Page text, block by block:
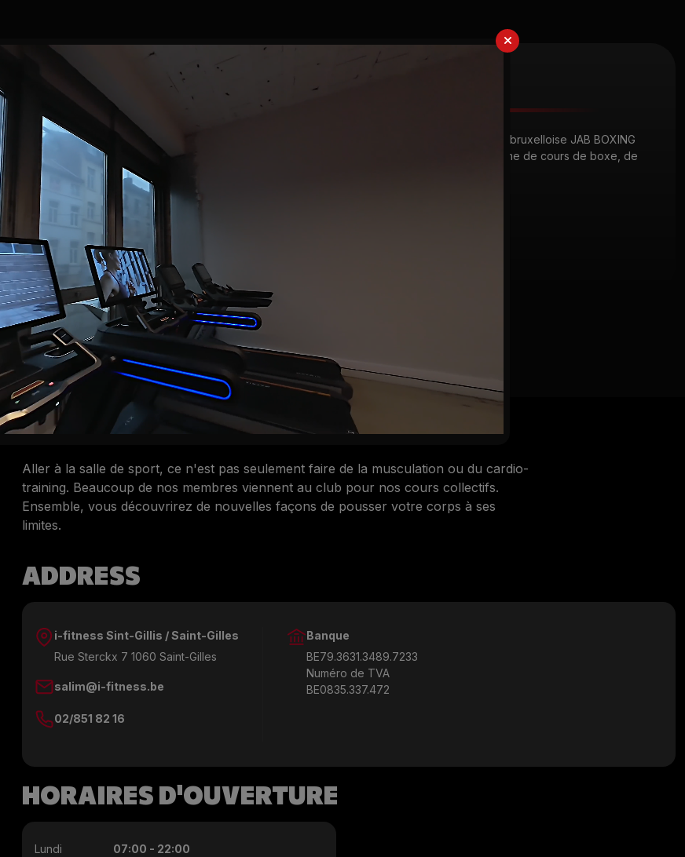
Lounge
Après l'effort le réconfort. Notre zone Lounge est l'endroit
idéal pour prendre un verre et jouer aux cartes.
Un partenariat avec la société bruxelloise JAB BOXING
permet d'offrir une large gamme de cours de boxe, de
CHARGER PLUS
Aller à la salle de sport, ce n'est pas seulement faire de la musculation ou du cardio-
training. Beaucoup de nos membres viennent au club pour nos cours collectifs.
Ensemble, vous découvrirez de nouvelles façons de pousser votre corps à ses
limites.
ADDRESS
i-fitness Sint-Gillis / Saint-Gilles
Rue Sterckx 7 1060 Saint-Gilles
salim@i-fitness.be
02/851 82 16
Banque
BE79.3631.3489.7233
Numéro de TVA
BE0835.337.472
HORAIRES D'OUVERTURE
Lundi
07:00 - 22:00